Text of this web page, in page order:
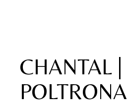
CHANTAL |
POLTRONA